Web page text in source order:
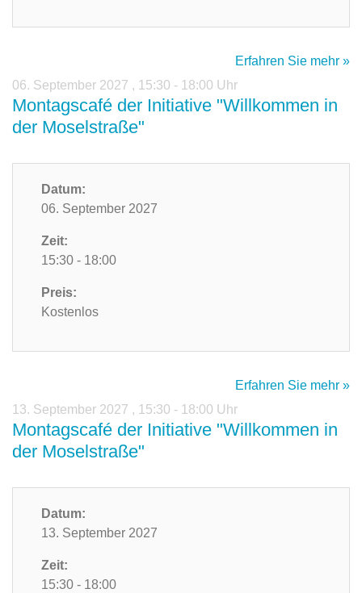
Erfahren Sie mehr »
06. September 2027 , 15:30 - 18:00 Uhr
Montagscafé der Initiative "Willkommen in
der Moselstraße"
Datum:
06. September 2027
Zeit:
15:30 - 18:00
Preis:
Kostenlos
Erfahren Sie mehr »
13. September 2027 , 15:30 - 18:00 Uhr
Montagscafé der Initiative "Willkommen in
der Moselstraße"
Datum:
13. September 2027
Zeit:
15:30 - 18:00